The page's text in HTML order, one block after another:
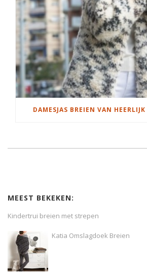
DAMESJAS BREIEN VAN
MEEST BEKEKEN:
Kindertrui breien met strepen
Katia Omslagdoek Breien